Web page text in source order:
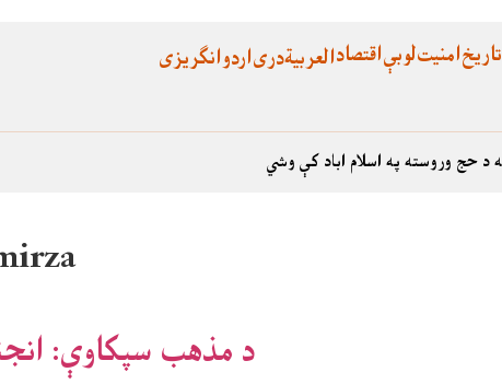
اقتصادلوبېامنیتتاریخ انگریزیاردودریالعربية
د حج وروسته په اسلام اباد کې وشي
د مذهب سپکاوې: